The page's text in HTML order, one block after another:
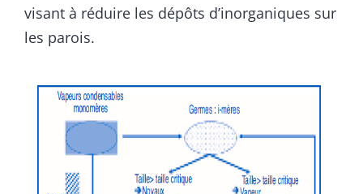
visant à réduire les dépôts d’inorganiques sur
les parois.